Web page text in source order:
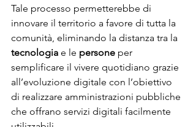
Tale processo permetterebbe di
innovare il territorio a favore di tutta la
comunità, eliminando la distanza tra la
tecnologia e le persone per
semplificare il vivere quotidiano grazie
all’evoluzione digitale con l’obiettivo
di realizzare amministrazioni pubbliche
che offrano servizi digitali facilmente